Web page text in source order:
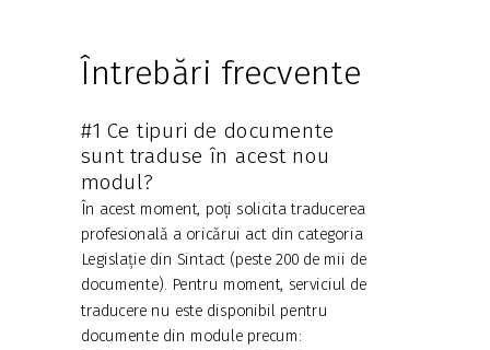
#1 Ce tipuri de documente
sunt traduse în acest nou
modul?
În acest moment, poți solicita traducerea
profesională a oricărui act din categoria
Legislație din Sintact (peste 200 de mii de
documente). Pentru moment, serviciul de
traducere nu este disponibil pentru
documente din module precum:
Întrebări frecvente